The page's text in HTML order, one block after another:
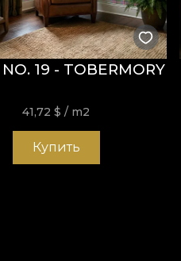
19 - TOBERMORY
41,72$ / m2
Купить